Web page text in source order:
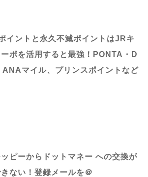
イントと永久不滅ポイントはJRキ
ーポを活用すると最強！PONTA・D
マイル、プリンスポイントなど
ピーからドットマネー への交換が
ない！登録メールを＠